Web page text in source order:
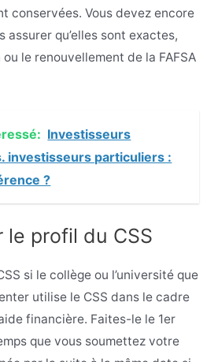
conservées. Vous devez encore
assurer qu’elles sont exactes,
le renouvellement de la FAFSA
Investisseurs
investisseurs particuliers :
?
le profil du CSS
si le collège ou l’université que
utilise le CSS dans le cadre
financière. Faites-le le 1er
que vous soumettez votre